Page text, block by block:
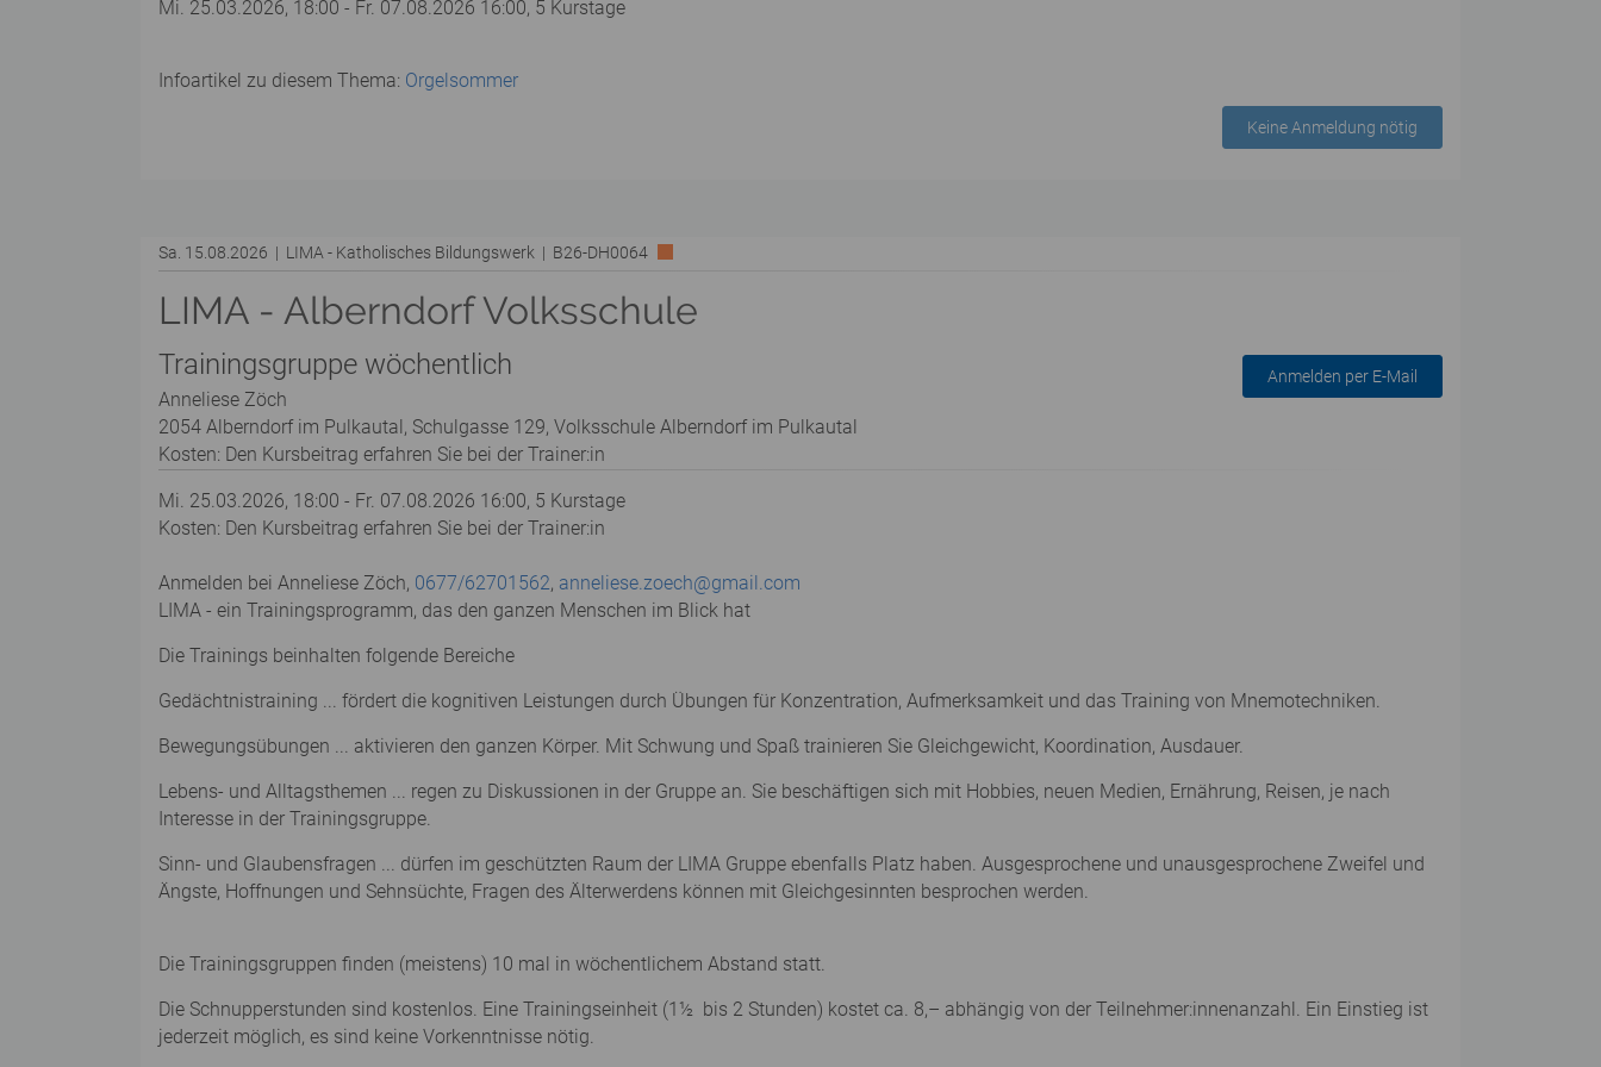
Mi. 25.03.2026, 18:00 - Fr. 07.08.2026 16:00, 5 Kurstage
Infoartikel zu diesem Thema: Orgelsommer
Keine Anmeldung nötig
Sa. 15.08.2026 | LIMA - Katholisches Bildungswerk | B26-DH0064
LIMA - Alberndorf Volksschule
Trainingsgruppe wöchentlich
Anneliese Zöch
2054 Alberndorf im Pulkautal, Schulgasse 129, Volksschule Alberndorf im Pulkautal
Kosten: Den Kursbeitrag erfahren Sie bei der Trainer:in
Anmelden per E-Mail
Mi. 25.03.2026, 18:00 - Fr. 07.08.2026 16:00, 5 Kurstage
Kosten: Den Kursbeitrag erfahren Sie bei der Trainer:in
Anmelden bei Anneliese Zöch, 0677/62701562, anneliese.zoech@gmail.com
LIMA - ein Trainingsprogramm, das den ganzen Menschen im Blick hat
Die Trainings beinhalten folgende Bereiche
Gedächtnistraining ... fördert die kognitiven Leistungen durch Übungen für Konzentration, Aufmerksamkeit und das Training von Mnemotechniken.
Bewegungsübungen ... aktivieren den ganzen Körper. Mit Schwung und Spaß trainieren Sie Gleichgewicht, Koordination, Ausdauer.
Lebens- und Alltagsthemen ... regen zu Diskussionen in der Gruppe an. Sie beschäftigen sich mit Hobbies, neuen Medien, Ernährung, Reisen, je nach
Interesse in der Trainingsgruppe.
Sinn- und Glaubensfragen ... dürfen im geschützten Raum der LIMA Gruppe ebenfalls Platz haben. Ausgesprochene und unausgesprochene Zweifel und
Ängste, Hoffnungen und Sehnsüchte, Fragen des Älterwerdens können mit Gleichgesinnten besprochen werden.
Die Trainingsgruppen finden (meistens) 10 mal in wöchentlichem Abstand statt.
Die Schnupperstunden sind kostenlos. Eine Trainingseinheit (1½ bis 2 Stunden) kostet ca. 8,– abhängig von der Teilnehmer:innenanzahl. Ein Einstieg ist
jederzeit möglich, es sind keine Vorkenntnisse nötig.